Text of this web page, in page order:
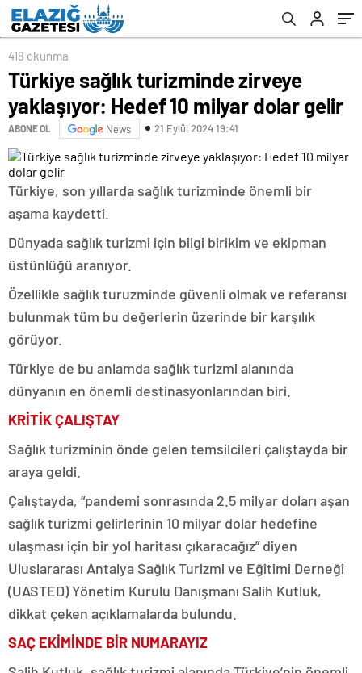
418 okunma
Türkiye sağlık turizminde zirveye
yaklaşıyor: Hedef 10 milyar dolar gelir
ABONE OL News 21 Eylül 2024 19:41
Türkiye, son yıllarda sağlık turizminde önemli bir
aşama kaydetti.
Dünyada sağlık turizmi için bilgi birikim ve ekipman
üstünlüğü aranıyor.
Özellikle sağlık turuzminde güvenli olmak ve referansı
bulunmak tüm bu değerlerin üzerinde bir karşılık
görüyor.
Türkiye de bu anlamda sağlık turizmi alanında
dünyanın en önemli destinasyonlarından biri.
KRİTİK ÇALIŞTAY
Sağlık turizminin önde gelen temsilcileri çalıştayda bir
araya geldi.
Çalıştayda, “pandemi sonrasında 2.5 milyar doları aşan
sağlık turizmi gelirlerinin 10 milyar dolar hedefine
ulaşması için bir yol haritası çıkaracağız” diyen
Uluslararası Antalya Sağlık Turizmi ve Eğitimi Derneği
(UASTED) Yönetim Kurulu Danışmanı Salih Kutluk,
dikkat çeken açıklamalarda bulundu.
SAÇ EKİMİNDE BİR NUMARAYIZ